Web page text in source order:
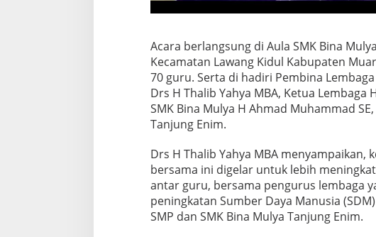
Acara berlangsung di Aula SMK Bina
Kecamatan Lawang Kidul Kabupaten
70 guru. Serta di hadiri Pembina
Drs H Thalib Yahya MBA, Ketua Lembaga
SMK Bina Mulya H Ahmad Muhammad
Tanjung Enim.
Drs H Thalib Yahya MBA menyampaikan,
bersama ini digelar untuk lebih
antar guru, bersama pengurus lembaga
peningkatan Sumber Daya Manusia
SMP dan SMK Bina Mulya Tanjung Enim.